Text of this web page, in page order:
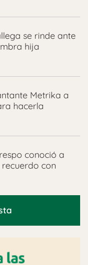
se rinde ante
hija
Metrika a
hacerla
conoció a
recuerdo con